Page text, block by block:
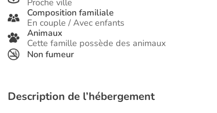
Proche ville
Composition familiale
En couple / Avec enfants
Animaux
Cette famille possède des animaux
Non fumeur
Description de l’hébergement